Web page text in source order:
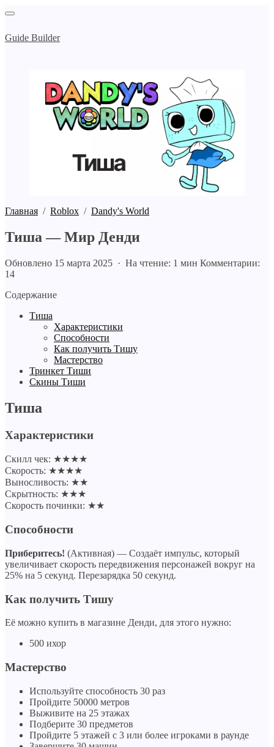
Guide Builder
Главная / Roblox / Dandy's World
Тиша — Мир Денди
Обновлено 15 марта 2025 · На чтение: 1 мин Комментарии:
14
Содержание
Тиша
Характеристики
Способности
Как получить Тишу
Мастерство
Тринкет Тиши
Скины Тиши
Тиша
Характеристики
Скилл чек: ★★★★
Скорость: ★★★★
Выносливость: ★★
Скрытность: ★★★
Скорость починки: ★★
Способности
Приберитесь! (Активная) — Создаёт импульс, который
увеличивает скорость передвижения персонажей вокруг на
25% на 5 секунд. Перезарядка 50 секунд.
Как получить Тишу
Её можно купить в магазине Денди, для этого нужно:
500 ихор
Мастерство
Используйте способность 30 раз
Пройдите 50000 метров
Выживите на 25 этажах
Подберите 30 предметов
Пройдите 5 этажей с 3 или более игроками в раунде